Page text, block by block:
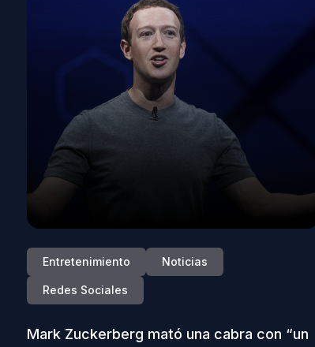
Entretenimiento Noticias
Redes Sociales
Mark Zuckerberg mató una cabra con “un